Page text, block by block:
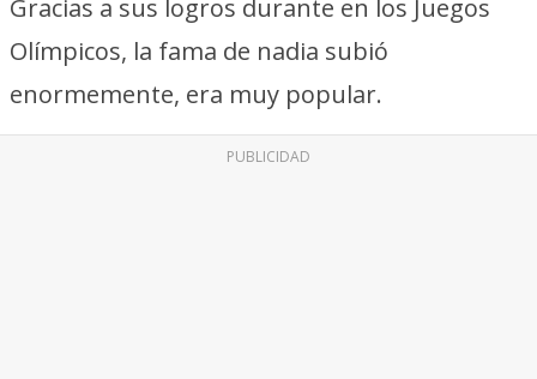
Gracias a sus logros durante en los Juegos
Olímpicos, la fama de nadia subió
enormemente, era muy popular.
PUBLICIDAD